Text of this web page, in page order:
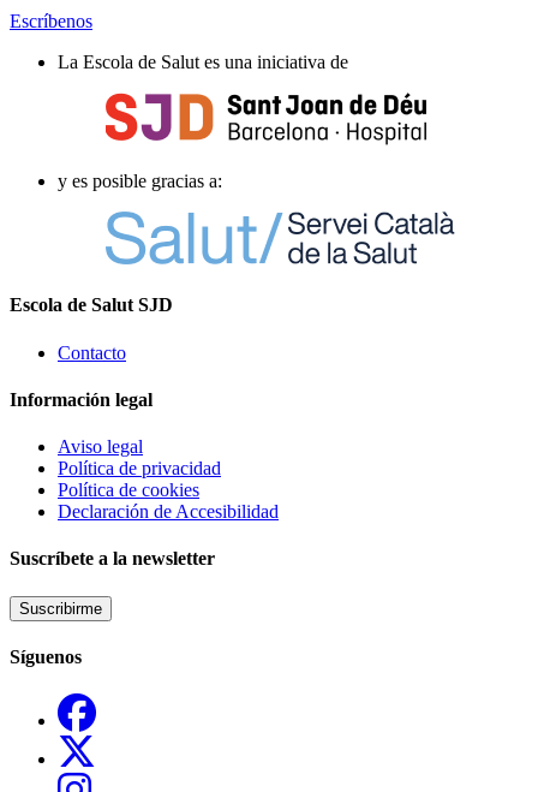
Escríbenos
La Escola de Salut es una iniciativa de
y es posible gracias a:
Escola de Salut SJD
Contacto
Información legal
Aviso legal
Política de privacidad
Política de cookies
Declaración de Accesibilidad
Suscríbete a la newsletter
Suscribirme
Síguenos